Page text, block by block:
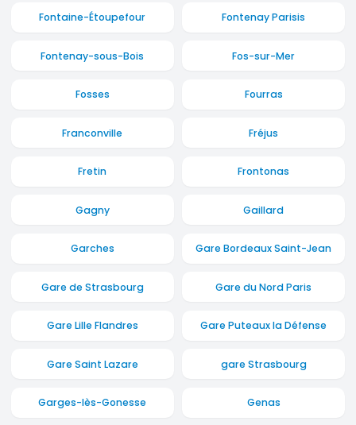
Fontaine-Étoupefour Fontenay Parisis
Fontenay-sous-Bois Fos-sur-Mer
Fosses Fourras
Franconville Fréjus
Fretin Frontonas
Gagny Gaillard
Garches Gare Bordeaux Saint-Jean
Gare de Strasbourg Gare du Nord Paris
Gare Lille Flandres Gare Puteaux la Défense
Gare Saint Lazare gare Strasbourg
Garges-lès-Gonesse Genas